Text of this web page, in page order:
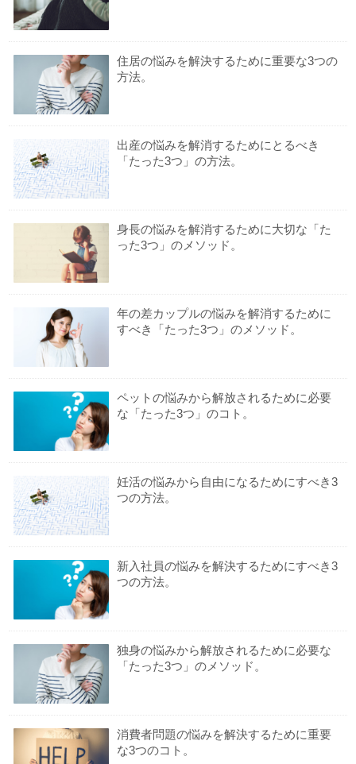
住居の悩みを解決するために重要な3つの
方法。
出産の悩みを解消するためにとるべき
「たった3つ」の方法。
身長の悩みを解消するために大切な「た
った3つ」のメソッド。
年の差カップルの悩みを解消するために
すべき「たった3つ」のメソッド。
ペットの悩みから解放されるために必要
な「たった3つ」のコト。
妊活の悩みから自由になるためにすべき3
つの方法。
新入社員の悩みを解決するためにすべき3
つの方法。
独身の悩みから解放されるために必要な
「たった3つ」のメソッド。
消費者問題の悩みを解決するために重要
な3つのコト。